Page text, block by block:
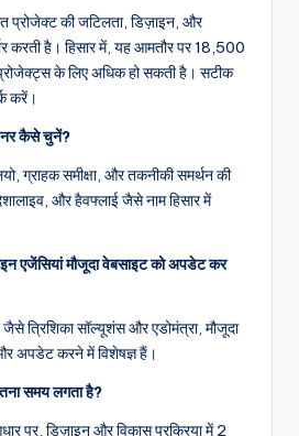
प्रोजेक्ट की जटिलता, डिज़ाइन, और
करती है। हिसार में, यह आमतौर पर 18,500
के लिए अधिक हो सकती है। सटीक
करें।
कैसे चुनें?
ग्राहक समीक्षा, और तकनीकी समर्थन की
और हैवफ्लाई जैसे नाम हिसार में
एजेंसियां मौजूदा वेबसाइट को अपडेट कर
जैसे त्रिशिका सॉल्यूशंस और एडोमंत्रा, मौजूदा
अपडेट करने में विशेषज्ञ हैं।
समय लगता है?
पर, डिज़ाइन और विकास प्रक्रिया में 2